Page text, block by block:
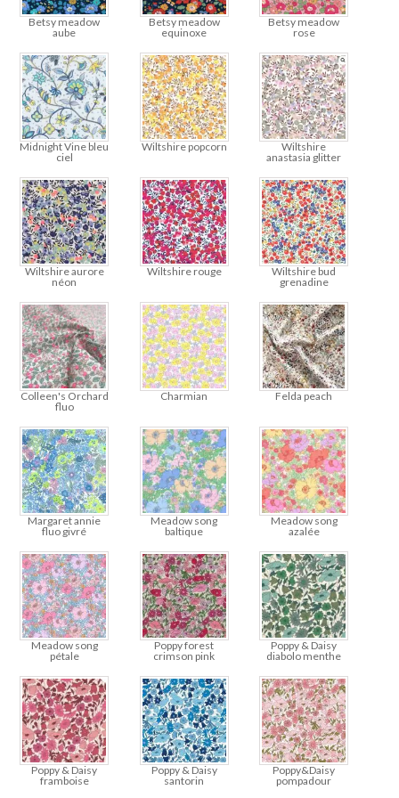
Betsy meadow
aube
Betsy meadow
equinoxe
Betsy meadow
rose
Midnight Vine bleu
ciel
Wiltshire popcorn
Wiltshire
anastasia glitter
Wiltshire aurore
néon
Wiltshire rouge
Wiltshire bud
grenadine
Colleen's Orchard
fluo
Charmian Felda peach
Margaret annie
fluo givré
Meadow song
baltique
Meadow song
azalée
Meadow song
pétale
Poppy forest
crimson pink
Poppy & Daisy
diabolo menthe
Poppy & Daisy
framboise
Poppy & Daisy
santorin
Poppy&Daisy
pompadour